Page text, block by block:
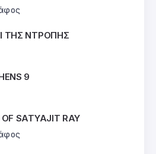
ΤΗΣ ΝΤΡΟΠΗΣ
9
OF SATYAJIT RAY